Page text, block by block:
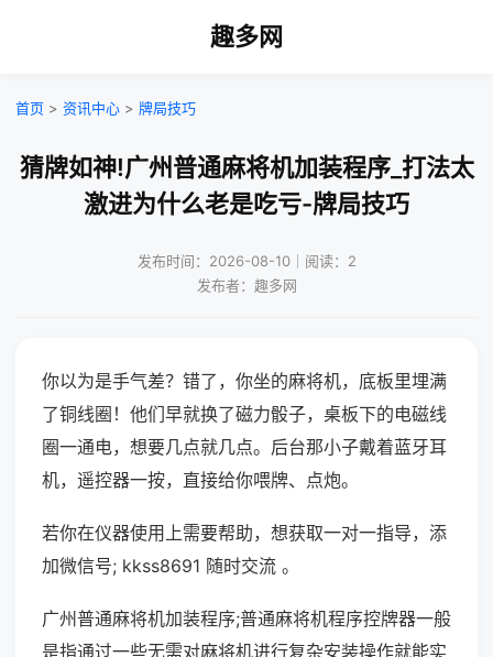
趣多网
首页 > 资讯中心 > 牌局技巧
猜牌如神!广州普通麻将机加装程序_打法太
激进为什么老是吃亏-牌局技巧
发布时间：2026-08-10｜阅读：2
发布者：趣多网
你以为是手气差？错了，你坐的麻将机，底板里埋满
了铜线圈！他们早就换了磁力骰子，桌板下的电磁线
圈一通电，想要几点就几点。后台那小子戴着蓝牙耳
机，遥控器一按，直接给你喂牌、点炮。
若你在仪器使用上需要帮助，想获取一对一指导，添
加微信号; kkss8691 随时交流 。
广州普通麻将机加装程序;普通麻将机程序控牌器一般
是指通过一些无需对麻将机进行复杂安装操作就能实